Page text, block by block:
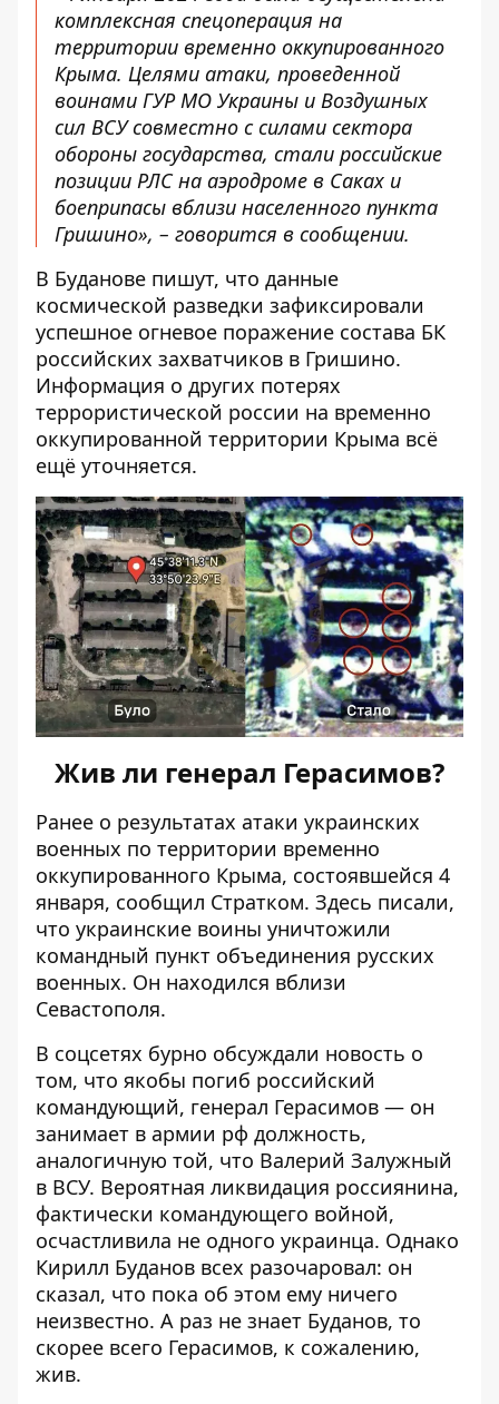
комплексная спецоперация на
территории временно оккупированного
Крыма. Целями атаки, проведенной
воинами ГУР МО Украины и Воздушных
сил ВСУ совместно с силами сектора
обороны государства, стали российские
позиции РЛС на аэродроме в Саках и
боеприпасы вблизи населенного пункта
Гришино», – говорится в сообщении.
В Буданове пишут, что данные
космической разведки зафиксировали
успешное огневое поражение состава БК
российских захватчиков в Гришино.
Информация о других потерях
террористической россии на временно
оккупированной территории Крыма всё
ещё уточняется.
Жив ли генерал Герасимов?
Ранее о результатах атаки украинских
военных по территории временно
оккупированного Крыма, состоявшейся 4
января, сообщил Стратком. Здесь писали,
что украинские воины уничтожили
командный пункт объединения русских
военных. Он находился вблизи
Севастополя.
В соцсетях бурно обсуждали новость о
том, что якобы погиб российский
командующий, генерал Герасимов — он
занимает в армии рф должность,
аналогичную той, что Валерий Залужный
в ВСУ. Вероятная ликвидация россиянина,
фактически командующего войной,
осчастливила не одного украинца. Однако
Кирилл Буданов всех разочаровал: он
сказал, что пока об этом ему ничего
неизвестно. А раз не знает Буданов, то
скорее всего Герасимов, к сожалению,
жив.